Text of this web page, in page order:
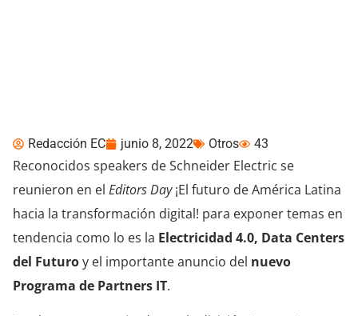
Redacción EC junio 8, 2022 Otros 43
Reconocidos speakers de Schneider Electric se
reunieron en el Editors Day¡El futuro de América Latina
hacia la transformación digital! para exponer temas en
tendencia como lo es la Electricidad 4.0, Data Centers
del Futuroy el importante anuncio del nuevo
Programa de Partners IT.